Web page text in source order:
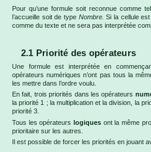
Pour qu’une formule soit reconnue comme
l’accueille soit de type Nombre.Si la cellule
comme du texte et ne sera pas interprétée
2.1 Priorité des opérateurs
Une formule est interprétée en
opérateurs numériques n’ont pas tous la
les mettre dans l’ordre voulu.
En fait, trois priorités dans les opérateurs
la priorité 1 ; la multiplication et la division, la
priorité 3.
Tous les opérateurslogiques ont la même
prioritaire sur les autres.
Il est possible de forcer les priorités en jouant